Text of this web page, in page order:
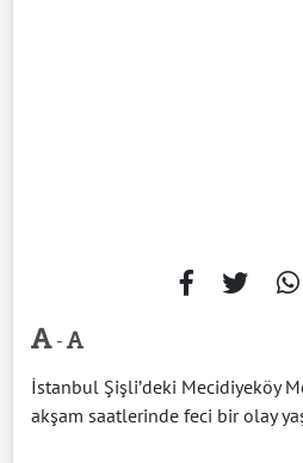
-
İstanbul Şişli’deki Mecidiyeköy
akşam saatlerinde feci bir olay